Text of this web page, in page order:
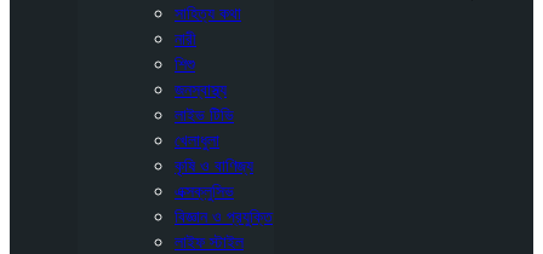
সাহিত্য কথা
নারী
শিশু
জনস্বাস্থ্য
লাইভ টিভি
খেলাধুলা
কৃষি ও বাণিজ্য
এক্সক্লুসিভ
বিজ্ঞান ও প্রযুক্তি
লাইফ স্টাইল